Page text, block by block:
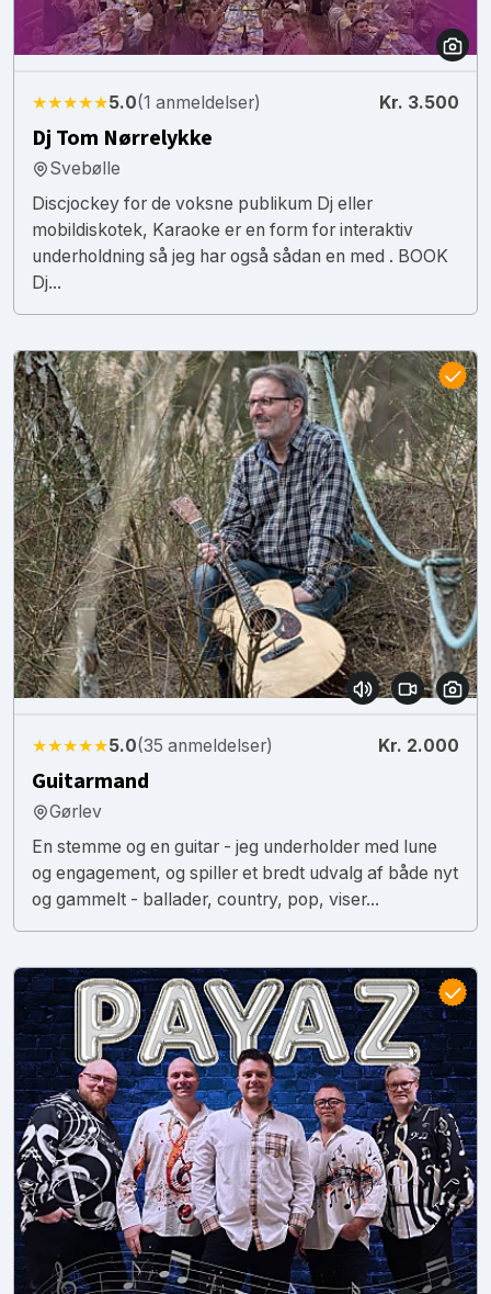
★★★★★5.0(1 anmeldelser) Kr. 3.500
Dj Tom Nørrelykke
Svebølle
Discjockey for de voksne publikum Dj eller
mobildiskotek, Karaoke er en form for interaktiv
underholdning så jeg har også sådan en med . BOOK
Dj...
★★★★★5.0(35 anmeldelser) Kr. 2.000
Guitarmand
Gørlev
En stemme og en guitar - jeg underholder med lune
og engagement, og spiller et bredt udvalg af både nyt
og gammelt - ballader, country, pop, viser...